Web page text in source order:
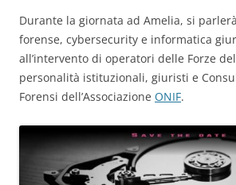
Durante la giornata ad Amelia, si
forense, cybersecurity e informatica
all’intervento di operatori delle Forze
personalità istituzionali, giuristi e
Forensi dell’Associazione ONIF.